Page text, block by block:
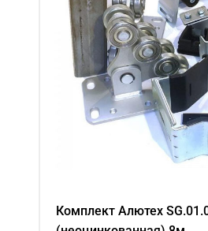
Комплект Алютех